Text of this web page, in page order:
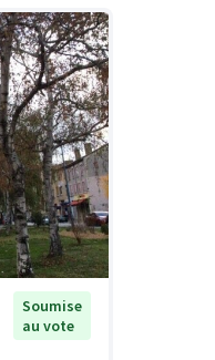
Soumise
au vote